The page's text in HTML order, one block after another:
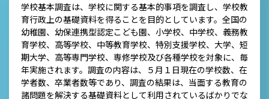
学校基本調査は、学校に関する基本的事項を調査し、学校教
育行政上の基礎資料を得ることを目的としています。全国の
幼稚園、幼保連携型認定こども園、小学校、中学校、義務教
育学校、高等学校、中等教育学校、特別支援学校、大学、短
期大学、高等専門学校、専修学校及び各種学校を対象に、毎
年実施されます。調査の内容は、５月１日現在の学校数、在
学者数、卒業者数等であり、調査の結果は、当面する教育の
諸問題を解決する基礎資料として利用されているばかりでな